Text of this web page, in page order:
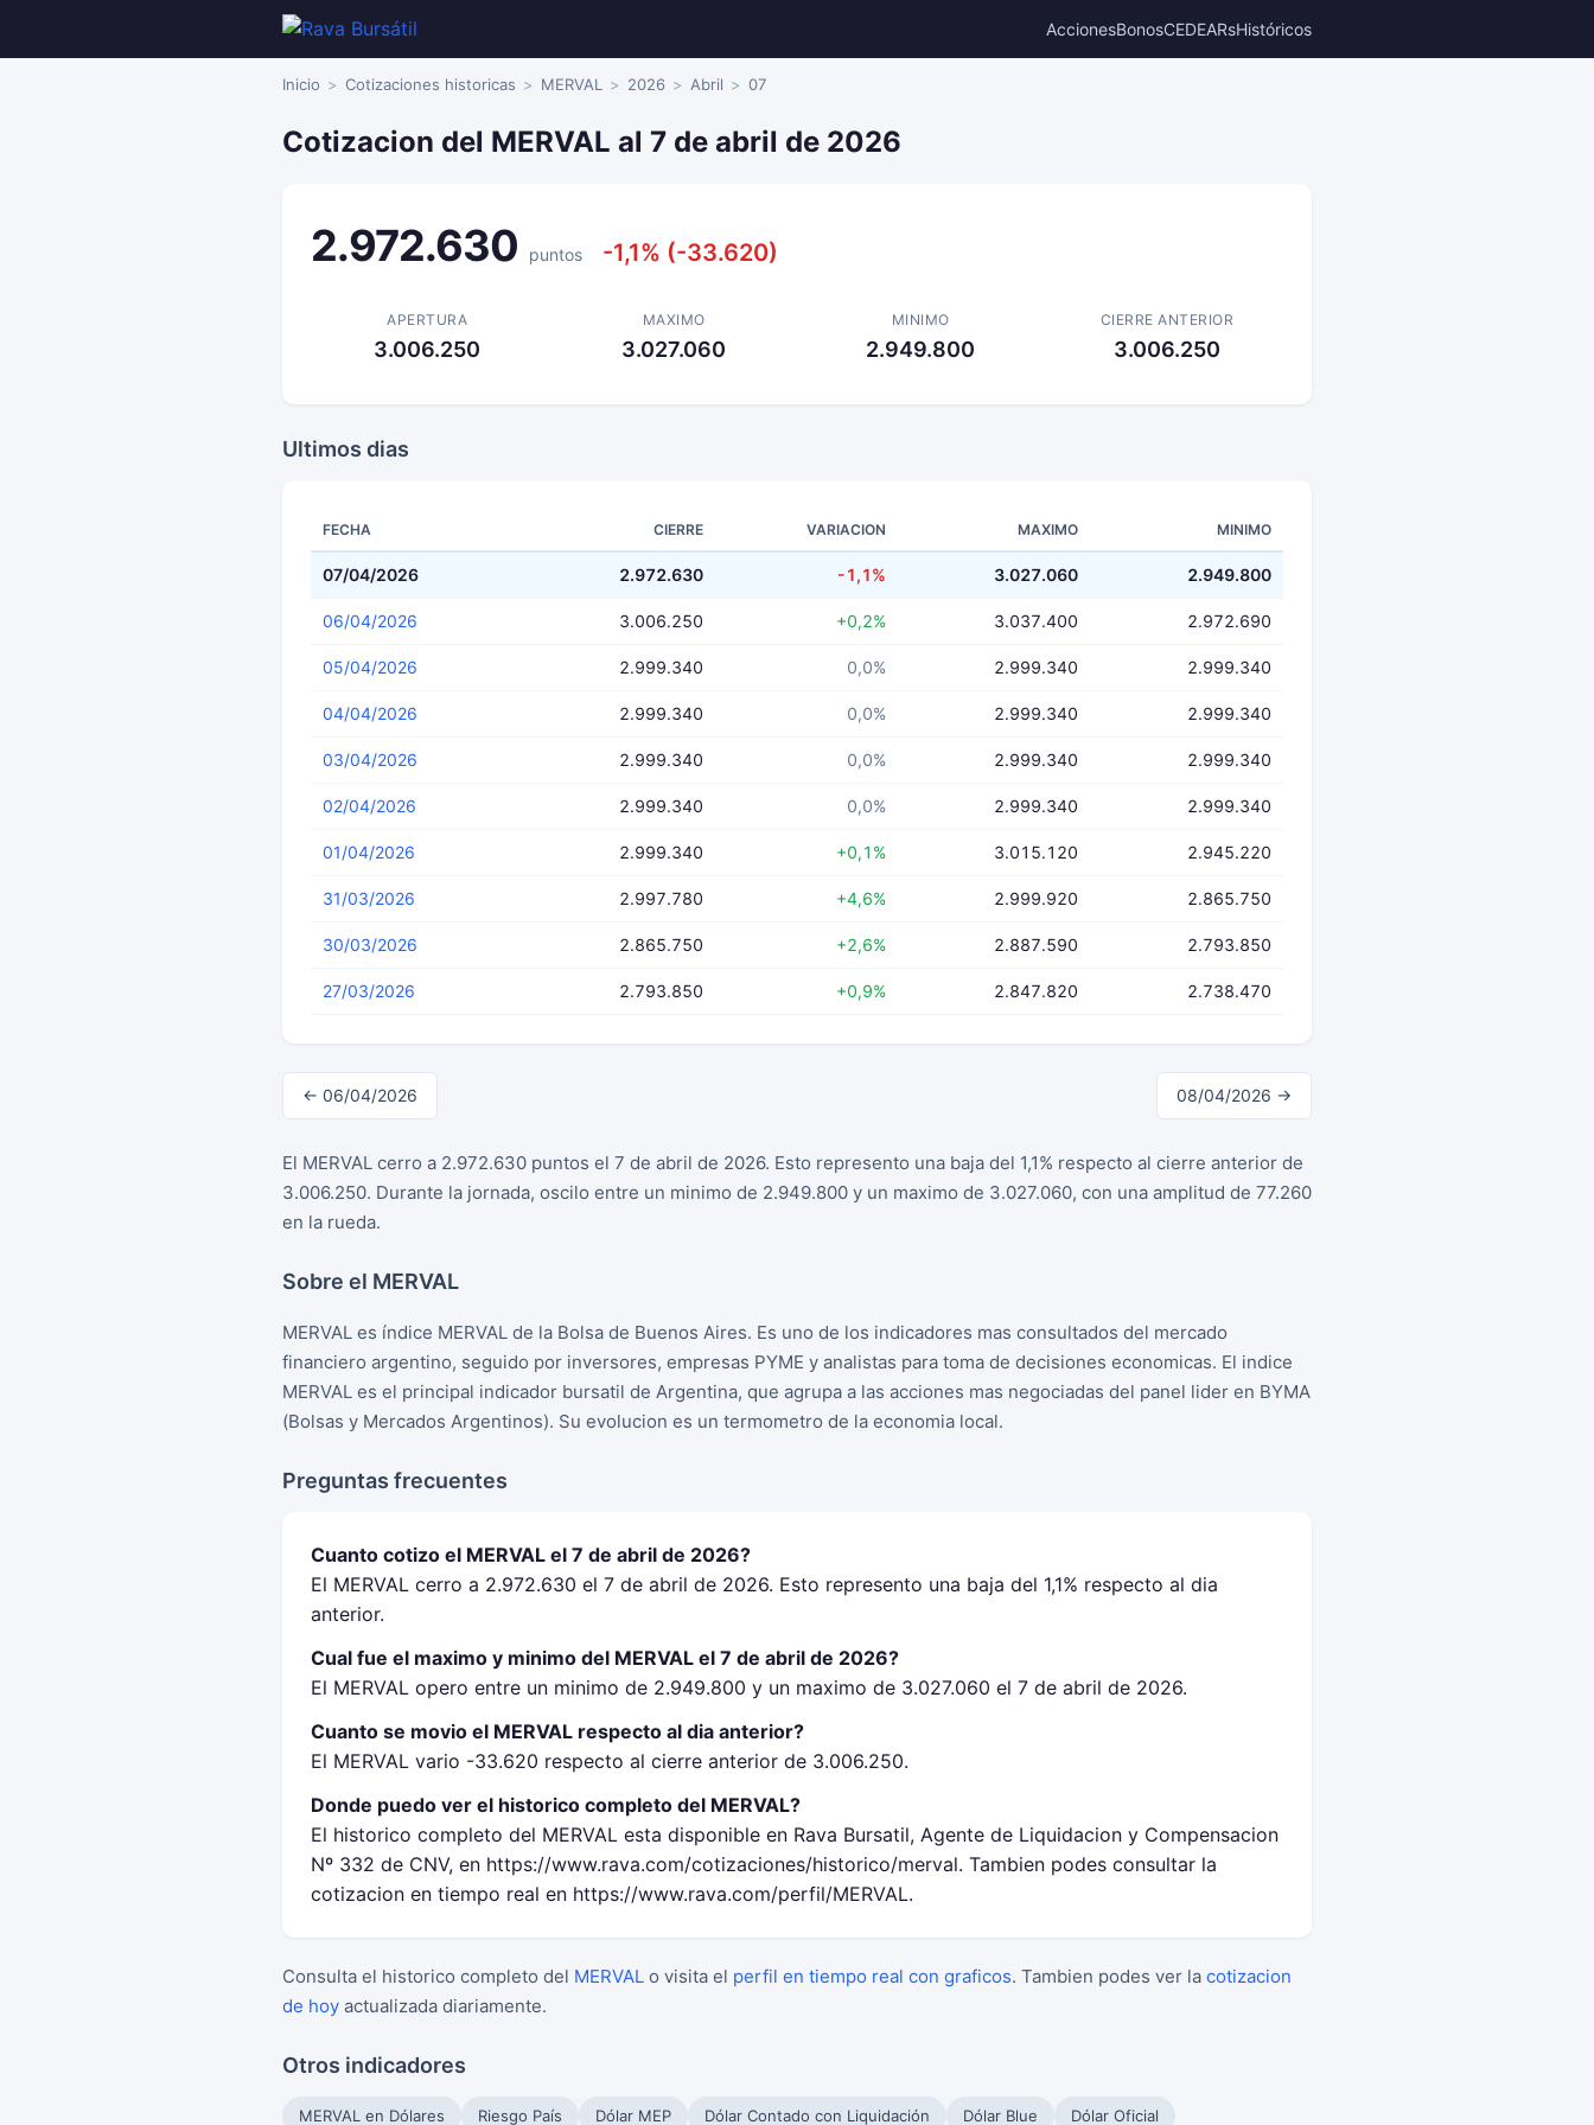
AccionesBonosCEDEARsHistóricos
Inicio Cotizaciones historicas MERVAL 2026 Abril 07
Cotizacion del MERVAL al 7 de abril de 2026
2.972.630 puntos -1,1% (-33.620)
APERTURA
3.006.250
MAXIMO
3.027.060
MINIMO
2.949.800
CIERRE ANTERIOR
3.006.250
Ultimos dias
FECHA CIERRE VARIACION MAXIMO MINIMO
07/04/2026 2.972.630 -1,1% 3.027.060 2.949.800
06/04/2026 3.006.250 +0,2% 3.037.400 2.972.690
05/04/2026 2.999.340 0,0% 2.999.340 2.999.340
04/04/2026 2.999.340 0,0% 2.999.340 2.999.340
03/04/2026 2.999.340 0,0% 2.999.340 2.999.340
02/04/2026 2.999.340 0,0% 2.999.340 2.999.340
01/04/2026 2.999.340 +0,1% 3.015.120 2.945.220
31/03/2026 2.997.780 +4,6% 2.999.920 2.865.750
30/03/2026 2.865.750 +2,6% 2.887.590 2.793.850
27/03/2026 2.793.850 +0,9% 2.847.820 2.738.470
← 06/04/2026 08/04/2026 →
El MERVAL cerro a 2.972.630 puntos el 7 de abril de 2026. Esto represento una baja del 1,1% respecto al cierre anterior de
3.006.250. Durante la jornada, oscilo entre un minimo de 2.949.800 y un maximo de 3.027.060, con una amplitud de 77.260
en la rueda.
Sobre el MERVAL
MERVAL es índice MERVAL de la Bolsa de Buenos Aires. Es uno de los indicadores mas consultados del mercado
financiero argentino, seguido por inversores, empresas PYME y analistas para toma de decisiones economicas. El indice
MERVAL es el principal indicador bursatil de Argentina, que agrupa a las acciones mas negociadas del panel lider en BYMA
(Bolsas y Mercados Argentinos). Su evolucion es un termometro de la economia local.
Preguntas frecuentes
Cuanto cotizo el MERVAL el 7 de abril de 2026?
El MERVAL cerro a 2.972.630 el 7 de abril de 2026. Esto represento una baja del 1,1% respecto al dia
anterior.
Cual fue el maximo y minimo del MERVAL el 7 de abril de 2026?
El MERVAL opero entre un minimo de 2.949.800 y un maximo de 3.027.060 el 7 de abril de 2026.
Cuanto se movio el MERVAL respecto al dia anterior?
El MERVAL vario -33.620 respecto al cierre anterior de 3.006.250.
Donde puedo ver el historico completo del MERVAL?
El historico completo del MERVAL esta disponible en Rava Bursatil, Agente de Liquidacion y Compensacion
Nº 332 de CNV, en https://www.rava.com/cotizaciones/historico/merval. Tambien podes consultar la
cotizacion en tiempo real en https://www.rava.com/perfil/MERVAL.
Consulta el historico completo del MERVAL o visita el perfil en tiempo real con graficos. Tambien podes ver la cotizacion
de hoy actualizada diariamente.
Otros indicadores
MERVAL en Dólares Riesgo País Dólar MEP Dólar Contado con Liquidación Dólar Blue Dólar Oficial